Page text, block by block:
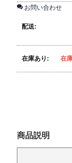
お問い合わせ
配送:
在庫あり: 在
商品説明